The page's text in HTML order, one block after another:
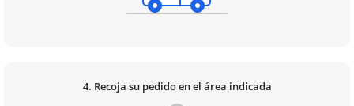
4. Recoja su pedido en el área indicada